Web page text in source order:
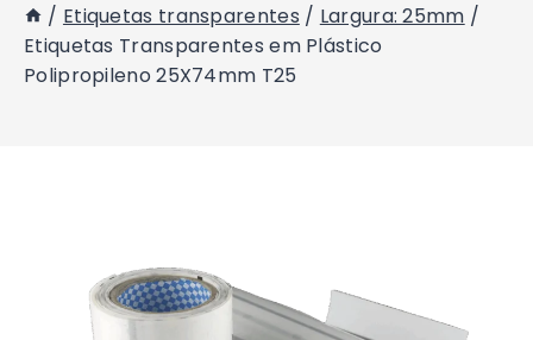
/ Etiquetas transparentes / Largura: 25mm /
Etiquetas Transparentes em Plástico
Polipropileno 25X74mm T25